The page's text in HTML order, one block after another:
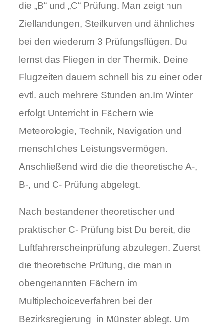
die „B“ und „C“ Prüfung. Man zeigt nun
Ziellandungen, Steilkurven und ähnliches
bei den wiederum 3 Prüfungsflügen. Du
lernst das Fliegen in der Thermik. Deine
Flugzeiten dauern schnell bis zu einer oder
evtl. auch mehrere Stunden an.Im Winter
erfolgt Unterricht in Fächern wie
Meteorologie, Technik, Navigation und
menschliches Leistungsvermögen.
Anschließend wird die die theoretische A-,
B-, und C- Prüfung abgelegt.
Nach bestandener theoretischer und
praktischer C- Prüfung bist Du bereit, die
Luftfahrerscheinprüfung abzulegen. Zuerst
die theoretische Prüfung, die man in
obengenannten Fächern im
Multiplechoiceverfahren bei der
Bezirksregierung in Münster ablegt. Um